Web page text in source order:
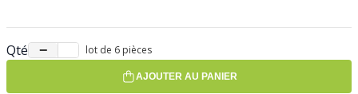
Qté − +
lot de 6 pièces
AJOUTER AU PANIER